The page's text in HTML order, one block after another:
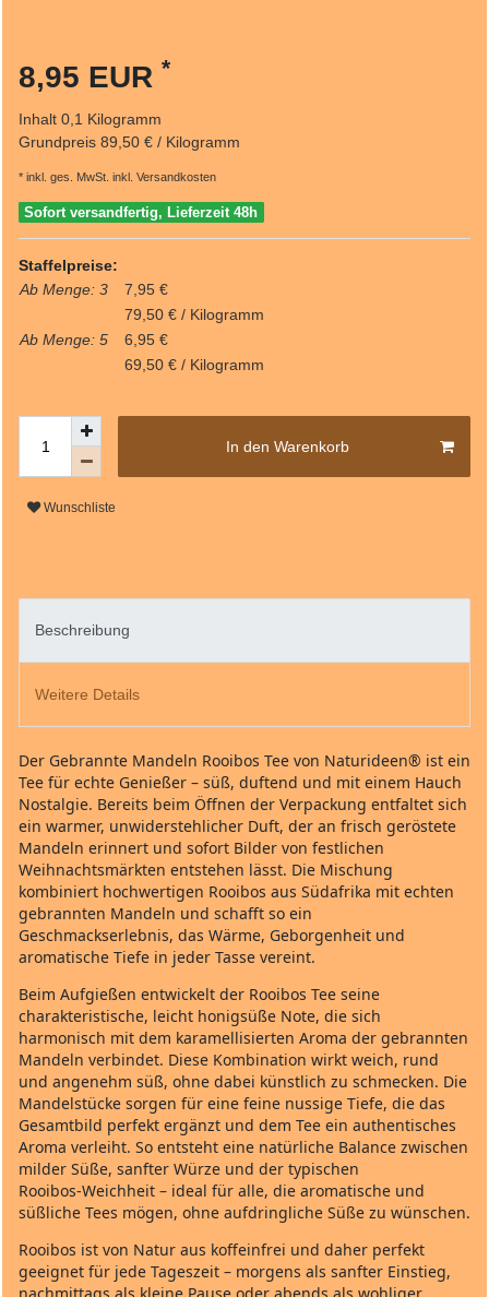
8,95 EUR *
Inhalt 0,1 Kilogramm
Grundpreis 89,50 € / Kilogramm
* inkl. ges. MwSt. inkl. Versandkosten
Sofort versandfertig, Lieferzeit 48h
Staffelpreise:
Ab Menge: 3
7,95 €
79,50 € / Kilogramm
Ab Menge: 5
6,95 €
69,50 € / Kilogramm
In den Warenkorb
Wunschliste
Beschreibung
Weitere Details
Der Gebrannte Mandeln Rooibos Tee von Naturideen® ist ein
Tee für echte Genießer – süß, duftend und mit einem Hauch
Nostalgie. Bereits beim Öffnen der Verpackung entfaltet sich
ein warmer, unwiderstehlicher Duft, der an frisch geröstete
Mandeln erinnert und sofort Bilder von festlichen
Weihnachtsmärkten entstehen lässt. Die Mischung
kombiniert hochwertigen Rooibos aus Südafrika mit echten
gebrannten Mandeln und schafft so ein
Geschmackserlebnis, das Wärme, Geborgenheit und
aromatische Tiefe in jeder Tasse vereint.
Beim Aufgießen entwickelt der Rooibos Tee seine
charakteristische, leicht honigsüße Note, die sich
harmonisch mit dem karamellisierten Aroma der gebrannten
Mandeln verbindet. Diese Kombination wirkt weich, rund
und angenehm süß, ohne dabei künstlich zu schmecken. Die
Mandelstücke sorgen für eine feine nussige Tiefe, die das
Gesamtbild perfekt ergänzt und dem Tee ein authentisches
Aroma verleiht. So entsteht eine natürliche Balance zwischen
milder Süße, sanfter Würze und der typischen
Rooibos‑Weichheit – ideal für alle, die aromatische und
süßliche Tees mögen, ohne aufdringliche Süße zu wünschen.
Rooibos ist von Natur aus koffeinfrei und daher perfekt
geeignet für jede Tageszeit – morgens als sanfter Einstieg,